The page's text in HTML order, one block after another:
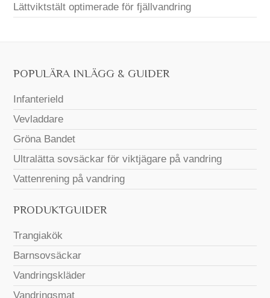
Lättviktstält optimerade för fjällvandring
POPULÄRA INLÄGG & GUIDER
Infanterield
Vevladdare
Gröna Bandet
Ultralätta sovsäckar för viktjägare på vandring
Vattenrening på vandring
PRODUKTGUIDER
Trangiakök
Barnsovsäckar
Vandringskläder
Vandringsmat